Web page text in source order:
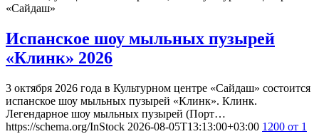
«Сайдаш»
Испанское шоу мыльных пузырей
«Клинк» 2026
3 октября 2026 года в Культурном центре «Сайдаш» состоится
испанское шоу мыльных пузырей «Клинк». Клинк.
Легендарное шоу мыльных пузырей (Порт…
https://schema.org/InStock 2026-08-05T13:13:00+03:00 1200 от 1